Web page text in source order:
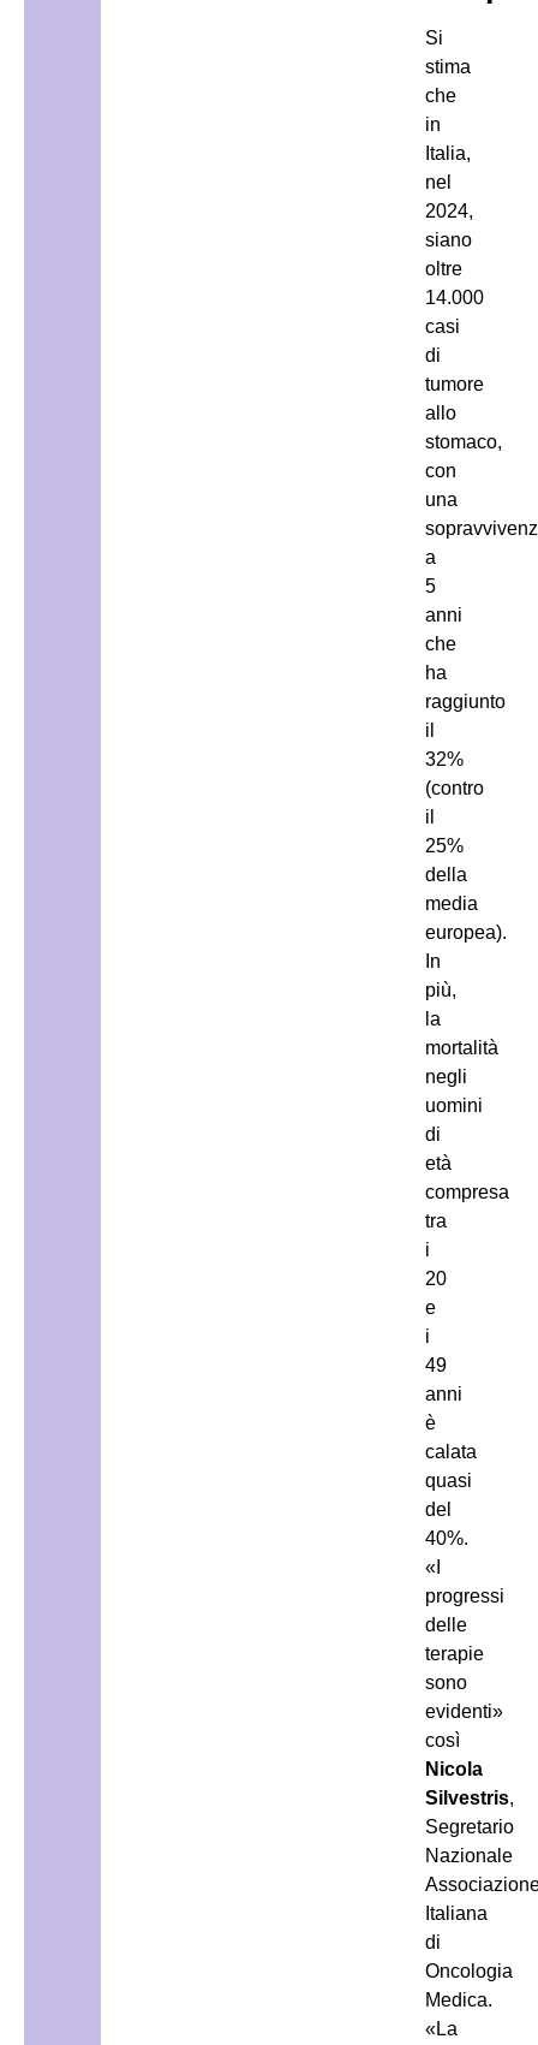
Si
stima
che
in
Italia,
nel
2024,
siano
oltre
14.000
casi
di
tumore
allo
stomaco,
con
una
a
5
anni
che
ha
raggiunto
il
32%
(contro
il
25%
della
media
europea).
In
più,
la
mortalità
negli
uomini
di
età
compresa
tra
i
20
e
i
49
anni
è
calata
quasi
del
40%.
«I
progressi
delle
terapie
sono
evidenti»
così
Nicola
Silvestris,
Segretario
Nazionale
Italiana
di
Oncologia
Medica.
«La